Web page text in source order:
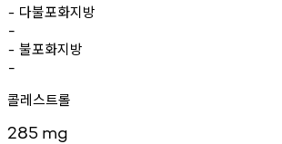
- 다불포화지방
-
- 불포화지방
-
콜레스트롤
285 mg